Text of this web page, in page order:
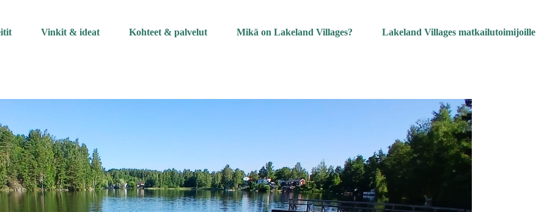
Vinkit & ideat Kohteet & palvelut Mikä on Lakeland Villages? Lakeland Villages matkailutoimijoille